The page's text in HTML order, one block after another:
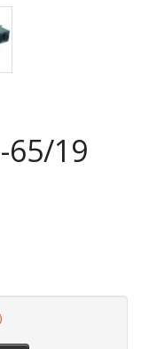
19